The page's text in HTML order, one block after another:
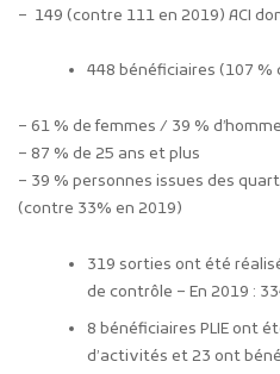
– 149 (contre 111 en 2019) ACI
448 bénéficiaires (107 %
– 61 % de femmes / 39 %
– 87 % de 25 ans et plus
– 39 % personnes issues des
(contre 33% en 2019)
319 sorties ont été
de contrôle – En 2019 :
8 bénéficiaires PLIE ont
d’activités et 23 ont